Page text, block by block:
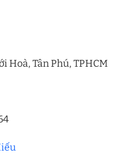
Hoà, Tân Phú, TPHCM